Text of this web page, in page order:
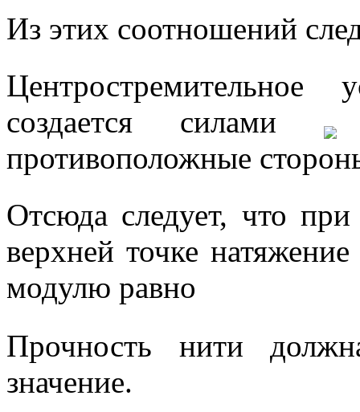
Из этих соотношений
создается силами
противоположные
Отсюда следует, что
верхней точке
модулю равно
Прочность нити
значение.